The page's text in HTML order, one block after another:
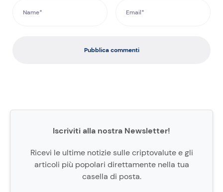
Pubblica commenti
Iscriviti alla nostra Newsletter!
Ricevi le ultime notizie sulle criptovalute e gli
articoli più popolari direttamente nella tua
casella di posta.